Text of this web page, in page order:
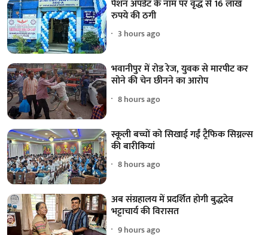
पेंशन अपडेट के नाम पर वृद्ध से 16 लाख
रुपये की ठगी
3 hours ago
भवानीपुर में रोड रेज, युवक से मारपीट कर
सोने की चेन छीनने का आरोप
8 hours ago
स्कूली बच्चों को सिखाई गईं ट्रैफिक सिग्नल्स
की बारीकियां
8 hours ago
अब संग्रहालय में प्रदर्शित होगी बुद्धदेव
भट्टाचार्य की विरासत
9 hours ago